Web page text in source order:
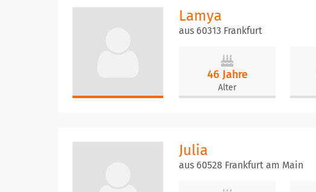
Lamya
aus 60313 Frankfurt
46 Jahre
Alter
Julia
aus 60528 Frankfurt am Main